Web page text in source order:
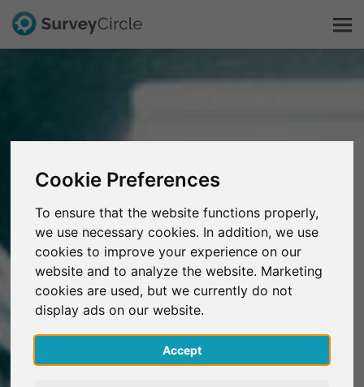
Cookie Preferences
To ensure that the website functions properly,
we use necessary cookies. In addition, we use
cookies to improve your experience on our
website and to analyze the website. Marketing
cookies are used, but we currently do not
display ads on our website.
Accept
FAQ
S'inscrire gratuitement
S'inscrire
English